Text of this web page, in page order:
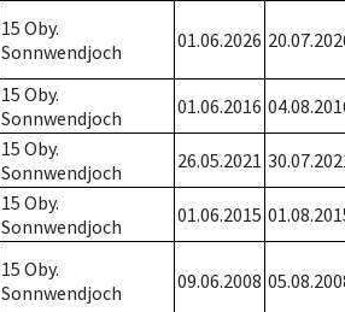
15 Oby.
Sonnwendjoch
01.06.2026
15 Oby.
Sonnwendjoch
01.06.2016
15 Oby.
Sonnwendjoch
26.05.2021
15 Oby.
Sonnwendjoch
01.06.2015
15 Oby.
Sonnwendjoch
09.06.2008